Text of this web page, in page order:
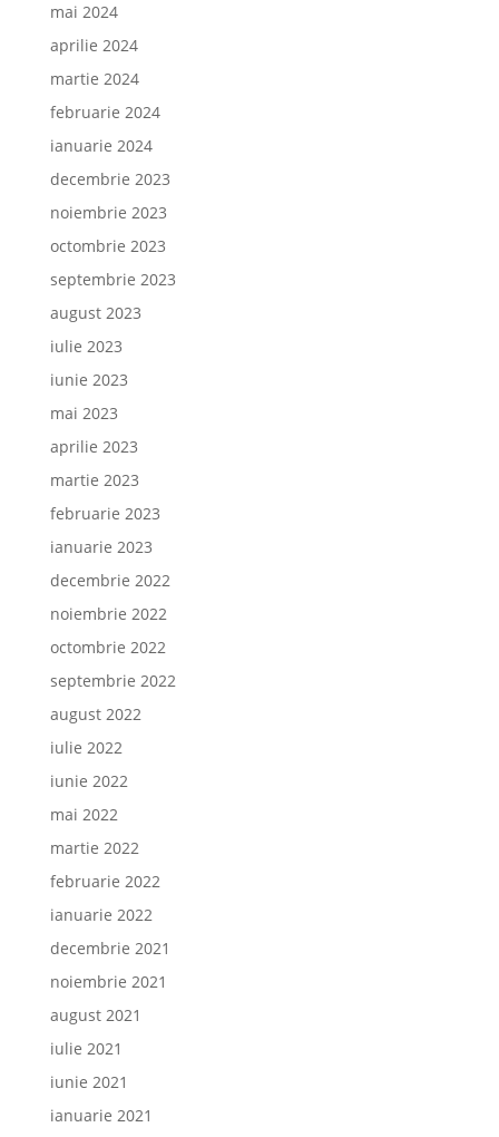
mai 2024
aprilie 2024
martie 2024
februarie 2024
ianuarie 2024
decembrie 2023
noiembrie 2023
octombrie 2023
septembrie 2023
august 2023
iulie 2023
iunie 2023
mai 2023
aprilie 2023
martie 2023
februarie 2023
ianuarie 2023
decembrie 2022
noiembrie 2022
octombrie 2022
septembrie 2022
august 2022
iulie 2022
iunie 2022
mai 2022
martie 2022
februarie 2022
ianuarie 2022
decembrie 2021
noiembrie 2021
august 2021
iulie 2021
iunie 2021
ianuarie 2021